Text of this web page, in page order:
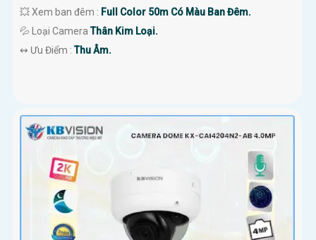
💥 Xem ban đêm : Full Color 50m Có Màu Ban Đêm.
💦 Loại CameraThân Kim Loại.
️↭ Ưu Điểm :Thu Âm.